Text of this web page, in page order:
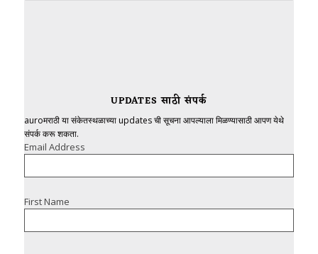
UPDATES साठी संपर्क
auroमराठी या संकेतस्थळाच्या updates ची सूचना आपल्याला मिळण्यासाठी आपण येथे
संपर्क करू शकता.
Email Address
First Name